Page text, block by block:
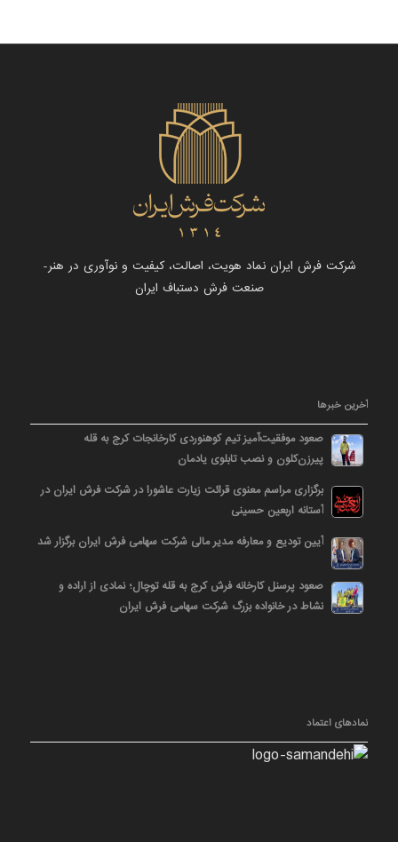
شرکت فرش ایران نماد هویت، اصالت، کیفیت و نوآوری در هنر-
صنعت فرش دستباف ایران
آخرین خبرها
صعود موفقیت‌آمیز تیم کوهنوردی کارخانجات کرج به قله
پیرزن‌کلون و نصب تابلوی یادمان
برگزاری مراسم معنوی قرائت زیارت عاشورا در شرکت فرش ایران در
آستانه اربعین حسینی
آیین تودیع و معارفه مدیر مالی شرکت سهامی فرش ایران برگزار شد
صعود پرسنل کارخانه فرش کرج به قله توچال؛ نمادی از اراده و
نشاط در خانواده بزرگ شرکت سهامی فرش ایران
نمادهای اعتماد